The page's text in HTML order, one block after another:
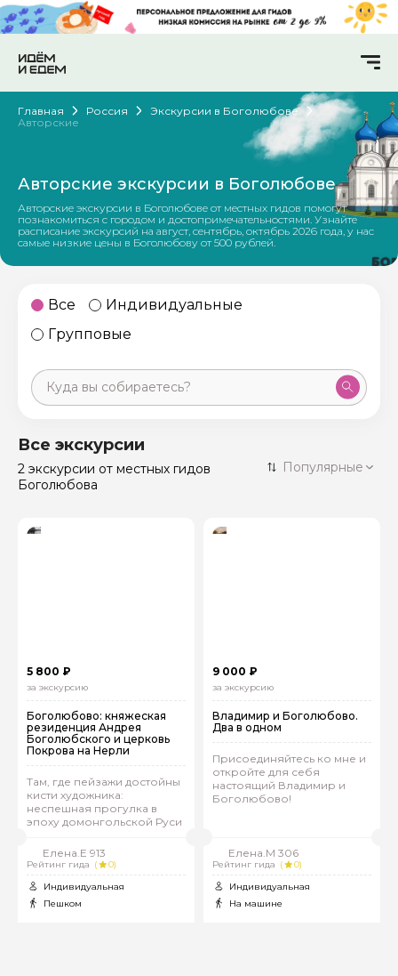
Главная Россия
Экскурсии в Боголюбове
Авторские
Авторские экскурсии в Боголюбове
Авторские экскурсии в Боголюбове от местных гидов помогут
познакомиться с городом и достопримечательностями. Узнайте
расписание экскурсий на август, сентябрь, октябрь 2026 года, у нас
самые низкие цены в Боголюбову от 500 рублей.
Все
Индивидуальные
Групповые
Санкт-Петербург
Россия
50 экскурсий
Все экскурсии
2 экскурсии от местных гидов
Боголюбова
Популярные
5 800 ₽
за экскурсию
Боголюбово: княжеская
резиденция Андрея
Боголюбского и церковь
Покрова на Нерли
Там, где пейзажи достойны
кисти художника:
неспешная прогулка в
эпоху домонгольской Руси
Елена.Е 913
Рейтинг гида (
0)
Индивидуальная
Пешком
9 000 ₽
за экскурсию
Владимир и Боголюбово.
Два в одном
Присоединяйтесь ко мне и
откройте для себя
настоящий Владимир и
Боголюбово!
Елена.М 306
Рейтинг гида (
0)
Индивидуальная
На машине